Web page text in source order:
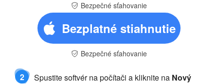
Bezpečné sťahovanie
Bezplatné stiahnutie
Bezpečné sťahovanie
2 Spustite softvér na počítači a kliknite na Nový